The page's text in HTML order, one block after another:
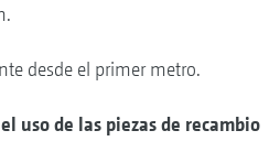
desde el primer metro.
uso de las piezas de recambio